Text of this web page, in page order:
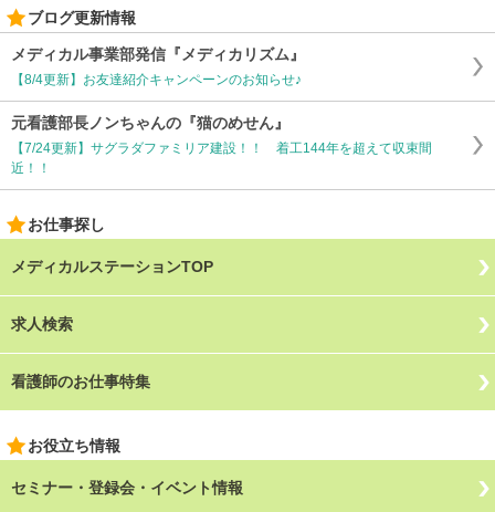
ブログ更新情報
メディカル事業部発信『メディカリズム』
【8/4更新】お友達紹介キャンペーンのお知らせ♪
元看護部長ノンちゃんの『猫のめせん』
【7/24更新】サグラダファミリア建設！！ 着工144年を超えて収束間
近！！
お仕事探し
メディカルステーションTOP
求人検索
看護師のお仕事特集
お役立ち情報
セミナー・登録会・イベント情報